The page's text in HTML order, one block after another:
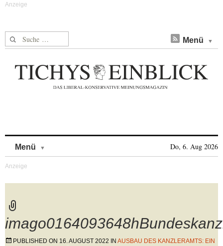
Suche nach: Menü
Menü Do, 6. Aug 2026
PUBLISHED ON 16. AUGUST 2022 IN AUSBAU DES KANZLERAMTS: EIN